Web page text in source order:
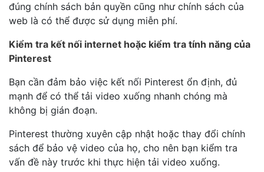
đúng chính sách bản quyền cũng như chính sách của
web là có thể được sử dụng miễn phí.
Kiểm tra kết nối internet hoặc kiểm tra tính năng của
Pinterest
Bạn cần đảm bảo việc kết nối Pinterest ổn định, đủ
mạnh để có thể tải video xuống nhanh chóng mà
không bị gián đoạn.
Pinterest thường xuyên cập nhật hoặc thay đổi chính
sách để bảo vệ video của họ, cho nên bạn kiểm tra
vấn đề này trước khi thực hiện tải video xuống.